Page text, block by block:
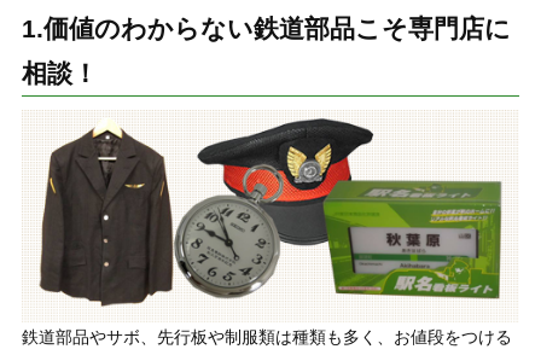
1.価値のわからない鉄道部品こそ専門店に
相談！
鉄道部品やサボ、先行板や制服類は種類も多く、お値段をつける